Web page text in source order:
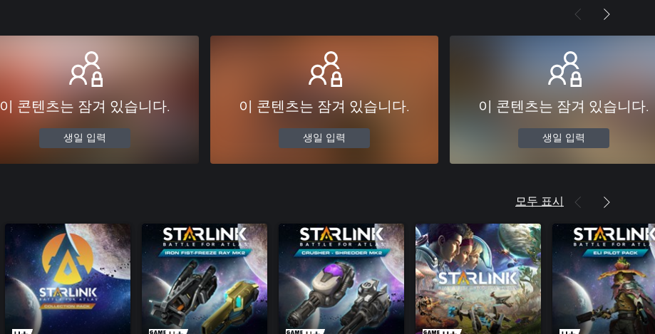
이 콘텐츠는 잠겨 있습니다.
생일 입력
이 콘텐츠는 잠겨 있습니다.
생일 입력
이 콘텐츠는 잠겨 있습니다.
생일 입력
모두 표시